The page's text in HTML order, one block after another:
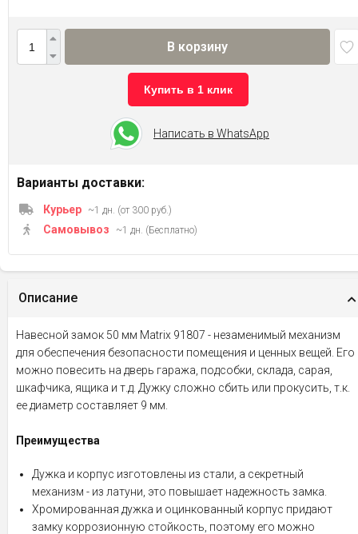
В корзину
Купить в 1 клик
Написать в WhatsApp
Варианты доставки:
Курьер ~1 дн. (от 300 руб.)
Самовывоз ~1 дн. (Бесплатно)
Описание
Навесной замок 50 мм Matrix 91807 - незаменимый механизм
для обеспечения безопасности помещения и ценных вещей. Его
можно повесить на дверь гаража, подсобки, склада, сарая,
шкафчика, ящика и т.д. Дужку сложно сбить или прокусить, т.к.
ее диаметр составляет 9 мм.
Преимущества
Дужка и корпус изготовлены из стали, а секретный
механизм - из латуни, это повышает надежность замка.
Хромированная дужка и оцинкованный корпус придают
замку коррозионную стойкость, поэтому его можно